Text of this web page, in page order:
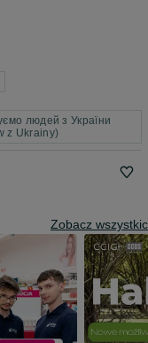
людей з України
z Ukrainy)
Zobacz